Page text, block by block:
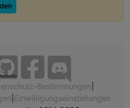
Bestimmungen
Einwilligungseinstellungen